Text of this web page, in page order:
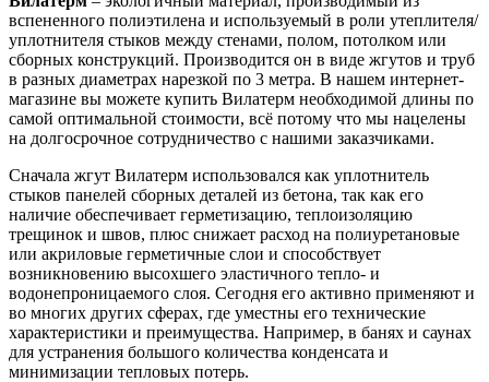
вспененного полиэтилена и используемый в роли утеплителя/
уплотнителя стыков между стенами, полом, потолком или
сборных конструкций. Производится он в виде жгутов и труб
в разных диаметрах нарезкой по 3 метра. В нашем интернет-
магазине вы можете купить Вилатерм необходимой длины по
самой оптимальной стоимости, всё потому что мы нацелены
на долгосрочное сотрудничество с нашими заказчиками.
Сначала жгут Вилатерм использовался как уплотнитель
стыков панелей сборных деталей из бетона, так как его
наличие обеспечивает герметизацию, теплоизоляцию
трещинок и швов, плюс снижает расход на полиуретановые
или акриловые герметичные слои и способствует
возникновению высохшего эластичного тепло- и
водонепроницаемого слоя. Сегодня его активно применяют и
во многих других сферах, где уместны его технические
характеристики и преимущества. Например, в банях и саунах
для устранения большого количества конденсата и
минимизации тепловых потерь.